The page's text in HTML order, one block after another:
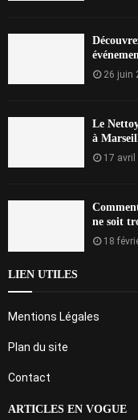
26 juin
Le
à
17 avril
ne soit
18
LIEN UTILES
Mentions Légales
Plan du site
Contact
ARTICLES EN VOGUE